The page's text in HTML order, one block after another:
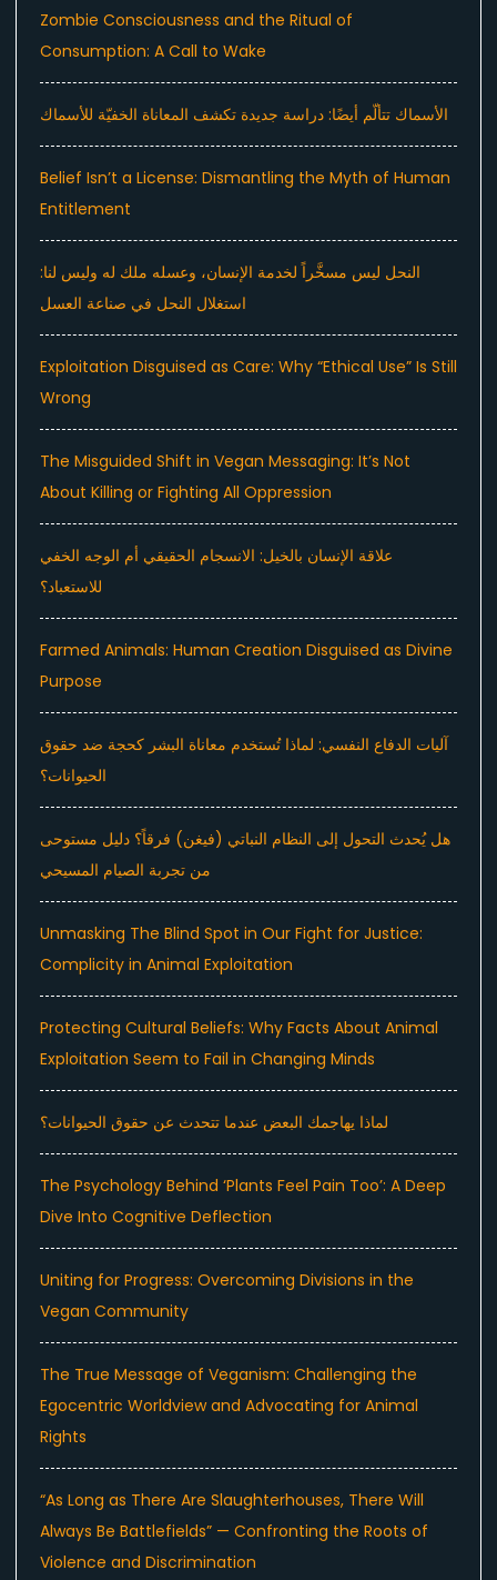
Zombie Consciousness and the Ritual of
Consumption: A Call to Wake
الأسماك تتألّم أيضًا: دراسة جديدة تكشف المعاناة الخفيّة للأسماك
Belief Isn’t a License: Dismantling the Myth of Human
Entitlement
النحل ليس مسخَّراً لخدمة الإنسان، وعسله ملك له وليس لنا:
استغلال النحل في صناعة العسل
Exploitation Disguised as Care: Why “Ethical Use” Is Still
Wrong
The Misguided Shift in Vegan Messaging: It’s Not
About Killing or Fighting All Oppression
علاقة الإنسان بالخيل: الانسجام الحقيقي أم الوجه الخفي
للاستعباد؟
Farmed Animals: Human Creation Disguised as Divine
Purpose
آليات الدفاع النفسي: لماذا تُستخدم معاناة البشر كحجة ضد حقوق
الحيوانات؟
هل يُحدث التحول إلى النظام النباتي (فيغن) فرقاً؟ دليل مستوحى
من تجربة الصيام المسيحي
Unmasking The Blind Spot in Our Fight for Justice:
Complicity in Animal Exploitation
Protecting Cultural Beliefs: Why Facts About Animal
Exploitation Seem to Fail in Changing Minds
لماذا يهاجمك البعض عندما تتحدث عن حقوق الحيوانات؟
The Psychology Behind ‘Plants Feel Pain Too’: A Deep
Dive Into Cognitive Deflection
Uniting for Progress: Overcoming Divisions in the
Vegan Community
The True Message of Veganism: Challenging the
Egocentric Worldview and Advocating for Animal
Rights
“As Long as There Are Slaughterhouses, There Will
Always Be Battlefields” — Confronting the Roots of
Violence and Discrimination